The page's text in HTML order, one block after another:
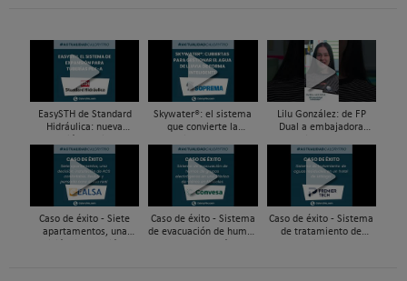
EasySTH de Standard
Hidráulica: nueva
de expansión para
tuberías PEX
Skywater®: el sistema
que convierte la
infraestructura activa de
gestión del agua...
Lilu González: de FP
Dual a embajadora
| Mecatrónica Industrial
Caso de éxito - Siete
apartamentos, una
Caso de éxito - Sistema
de evacuación de humos
Caso de éxito - Sistema
de tratamiento de